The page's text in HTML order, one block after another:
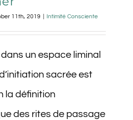
11th, 2019 Intimité Consciente
un espace liminal
sacrée est
la définition
des rites de passage